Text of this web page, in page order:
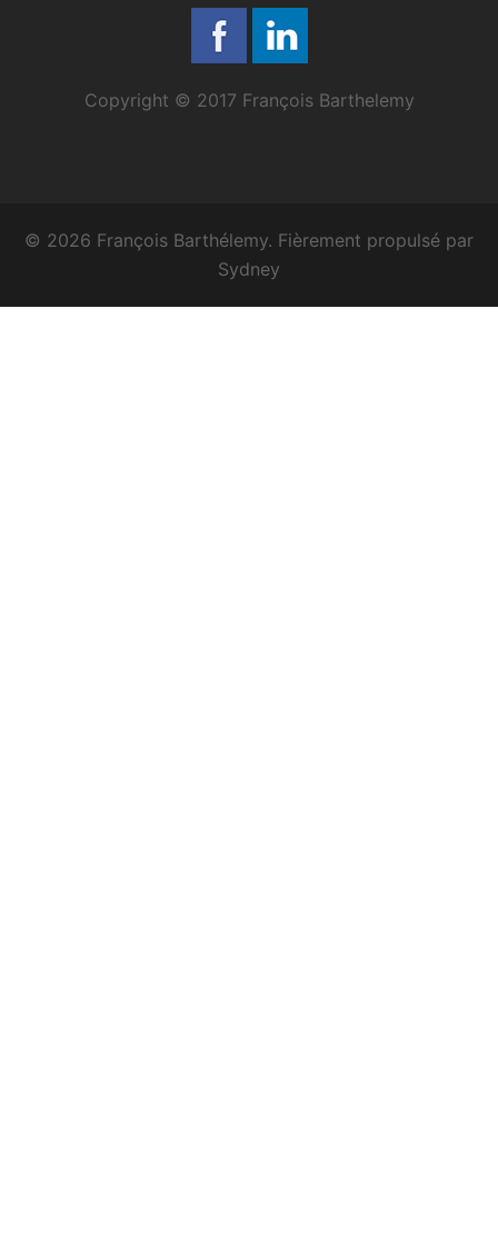
Copyright © 2017 François Barthelemy
© 2026 François Barthélemy. Fièrement propulsé par
Sydney